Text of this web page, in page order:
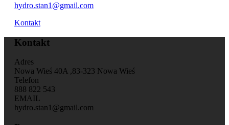
hydro.stan1@gmail.com
Kontakt
Kontakt
Adres
Nowa Wieś 40A ,83-323 Nowa Wieś
Telefon
888 822 543
EMAIL
hydro.stan1@gmail.com